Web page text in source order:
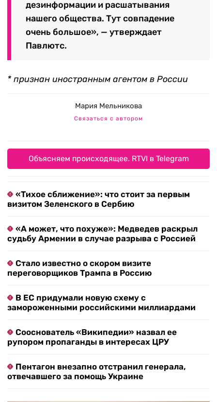
дезинформации и расшатывания
нашего общества. Тут совпадение
очень большое», — утверждает
Павлютс.
* признан иностранным агентом в России
Мария Мельникова
Связаться с автором
Объясняем происходящее. RTVI в Telegram
«Тихое сближение»: что стоит за первым
визитом Зеленского в Сербию
«А может, что похуже»: Медведев раскрыл
судьбу Армении в случае разрыва с Россией
Стало известно о скором визите
переговорщиков Трампа в Россию
В ЕС придумали новую схему с
замороженными российскими миллиардами
Сооснователь «Википедии» назвал ее
рупором пропаганды в интересах ЦРУ
Пентагон внезапно отстранил генерала,
отвечавшего за помощь Украине